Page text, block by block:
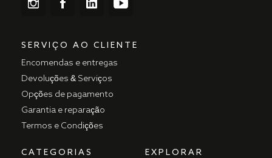
SERVIÇO AO CLIENTE
Encomendas e entregas
Devoluções & Serviços
Opções de pagamento
Garantia e reparação
Termos e Condições
CATEGORIAS EXPLORAR